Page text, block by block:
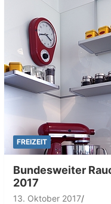
FREIZEIT
Bundesweiter
2017
13. Oktober 2017